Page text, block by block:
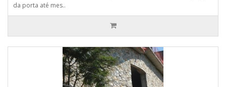
da porta até mes..